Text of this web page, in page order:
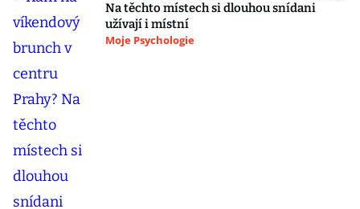
Na těchto místech si dlouhou snídani
užívají i místní
Moje Psychologie